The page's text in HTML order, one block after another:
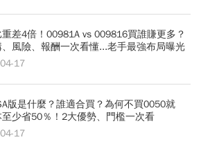
差4倍！00981A vs 009816買誰賺更多？
風險、報酬一次看懂...老手最強布局曝光
17
版是什麼？誰適合買？為何不買0050就
少省50％！2大優勢、門檻一次看
17